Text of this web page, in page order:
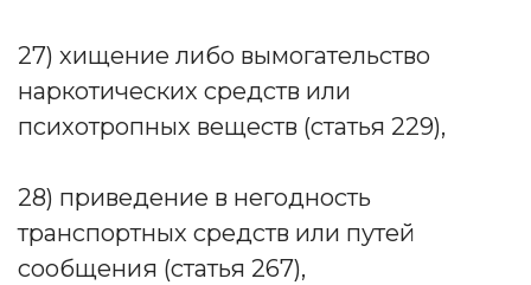
27) хищение либо вымогательство
наркотических средств или
психотропных веществ (статья 229),
28) приведение в негодность
транспортных средств или путей
сообщения (статья 267),